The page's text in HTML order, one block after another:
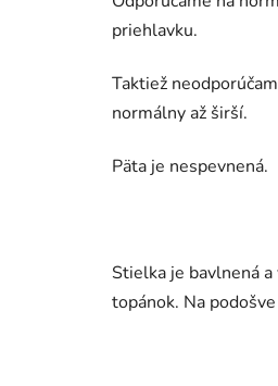
priehlavku.
Taktiež
normálny až širší.
Päta je nespevnená.
Stielka je bavlnená
topánok. Na